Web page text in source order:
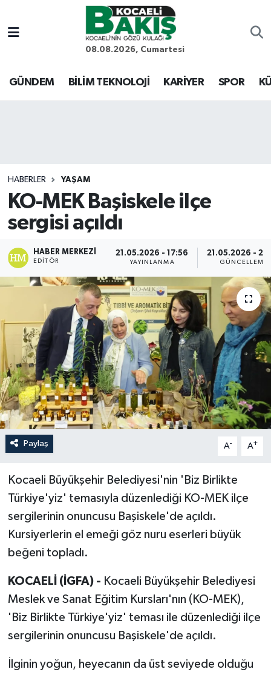
08.08.2026, Cumartesi
GÜNDEM BİLİM TEKNOLOJİ KARİYER SPOR
HABERLER YAŞAM
KO-MEK Başiskele ilçe
sergisi açıldı
HABER MERKEZI
EDITÖR
21.05.2026 - 17:56
YAYINLANMA
21.05.2026 -
GÜNCELLEME
Paylaş A- A+
Kocaeli Büyükşehir Belediyesi'nin 'Biz Birlikte
Türkiye'yiz' temasıyla düzenlediği KO-MEK ilçe
sergilerinin onuncusu Başiskele'de açıldı.
Kursiyerlerin el emeği göz nuru eserleri büyük
beğeni topladı.
KOCAELİ (İGFA) - Kocaeli Büyükşehir Belediyesi
Meslek ve Sanat Eğitim Kursları'nın (KO-MEK),
'Biz Birlikte Türkiye'yiz' teması ile düzenlediği ilçe
sergilerinin onuncusu Başiskele'de açıldı.
İlginin yoğun, heyecanın da üst seviyede olduğu
Kocaeli Nöbetçi Eczaneler
Kocaeli Hava Durumu
Son Dakika Haberleri
Haber Arşivi